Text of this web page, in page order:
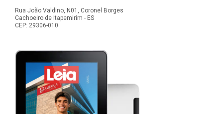
Rua João Valdino, N01, Coronel Borges
Cachoeiro de Itapemirim - ES
CEP: 29306-010